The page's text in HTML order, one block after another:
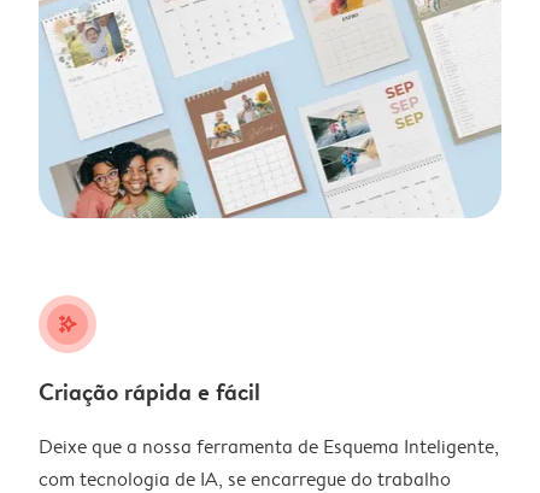
stars_plus
Criação rápida e fácil
Deixe que a nossa ferramenta de Esquema Inteligente,
com tecnologia de IA, se encarregue do trabalho